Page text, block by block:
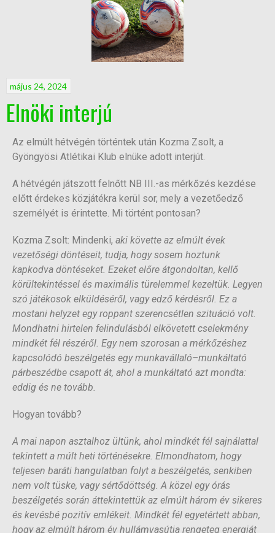
május 24, 2024
Elnöki interjú
Az elmúlt hétvégén történtek után Kozma Zsolt, a
Gyöngyösi Atlétikai Klub elnüke adott interjút.
A hétvégén játszott felnőtt NB III.-as mérkőzés kezdése
előtt érdekes közjátékra kerül sor, mely a vezetőedző
személyét is érintette. Mi történt pontosan?
Kozma Zsolt: Mindenki, aki követte az elmúlt évek
vezetőségi döntéseit, tudja, hogy sosem hoztunk
kapkodva döntéseket. Ezeket előre átgondoltan, kellő
körültekintéssel és maximális türelemmel kezeltük. Legyen
szó játékosok elküldéséről, vagy edző kérdésről. Ez a
mostani helyzet egy roppant szerencsétlen szituáció volt.
Mondhatni hirtelen felindulásból elkövetett cselekmény
mindkét fél részéről. Egy nem szorosan a mérkőzéshez
kapcsolódó beszélgetés egy munkavállaló–munkáltató
párbeszédbe csapott át, ahol a munkáltató azt mondta:
eddig és ne tovább.
Hogyan tovább?
A mai napon asztalhoz ültünk, ahol mindkét fél sajnálattal
tekintett a múlt heti történésekre. Elmondhatom, hogy
teljesen baráti hangulatban folyt a beszélgetés, senkiben
nem volt tüske, vagy sértődöttség. A közel egy órás
beszélgetés során áttekintettük az elmúlt három év sikeres
és kevésbé pozitív emlékeit. Mindkét fél egyetértett abban,
hogy az elmúlt három év hullámvasútja rengeteg energiát